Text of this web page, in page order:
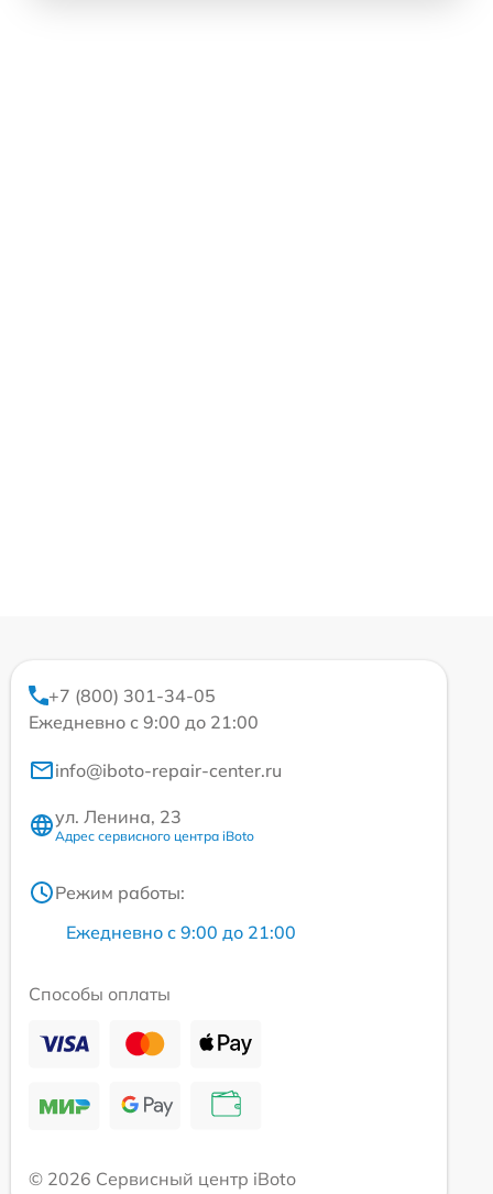
+7 (800) 301-34-05
Ежедневно с 9:00 до 21:00
info@iboto-repair-center.ru
ул. Ленина, 23
Адрес сервисного центра iBoto
Режим работы:
Ежедневно с 9:00 до 21:00
Способы оплаты
© 2026 Сервисный центр iBoto